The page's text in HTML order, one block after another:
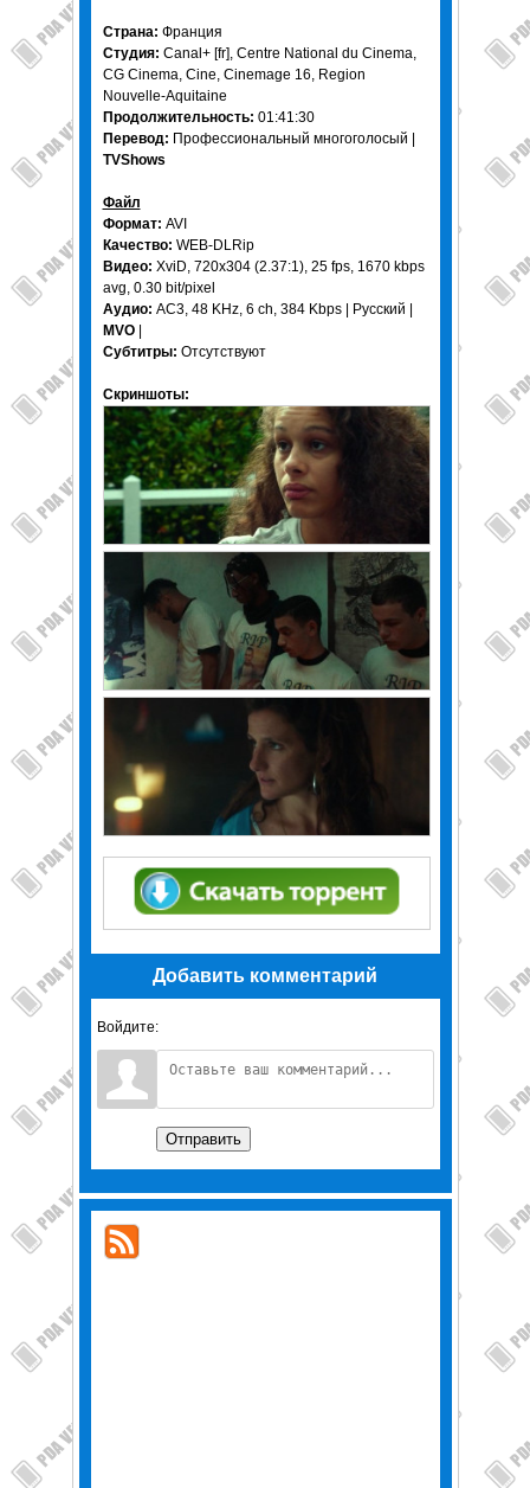
Страна: Франция
Студия: Canal+ [fr], Centre National du Cinema,
CG Cinema, Cine, Cinemage 16, Region
Nouvelle-Aquitaine
Продолжительность: 01:41:30
Перевод: Профессиональный многоголосый |
TVShows
Файл
Формат: AVI
Качество: WEB-DLRip
Видео: XviD, 720x304 (2.37:1), 25 fps, 1670 kbps
avg, 0.30 bit/pixel
Аудио: AC3, 48 KHz, 6 ch, 384 Kbps | Русский |
MVO|
Субтитры: Отсутствуют
Скриншоты:
Добавить комментарий
Войдите:
Отправить